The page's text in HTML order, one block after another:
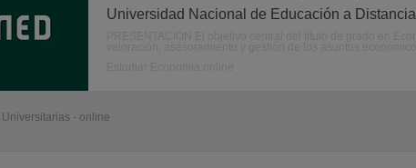
Universidad Nacional de Educación a Distancia
- online